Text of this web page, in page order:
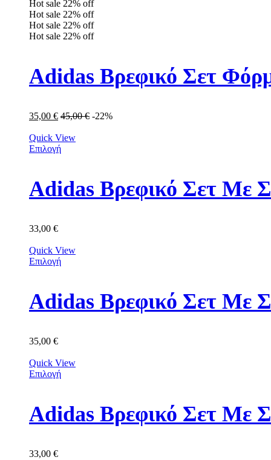
Hot sale 22% off
Hot sale 22% off
Hot sale 22% off
Hot sale 22% off
Adidas Βρεφικό Σετ
35,00 € 45,00€ -22%
Quick View
Επιλογή
Adidas Βρεφικό Σετ Με
33,00 €
Quick View
Επιλογή
Adidas Βρεφικό Σετ Με
35,00 €
Quick View
Επιλογή
Adidas Βρεφικό Σετ Με
33,00 €